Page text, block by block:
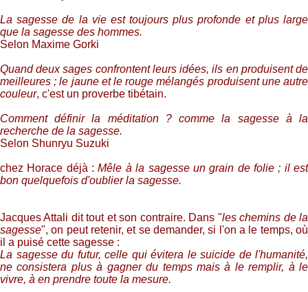
La sagesse de la vie est toujours plus profonde et plus large
que la sagesse des hommes.
Selon Maxime Gorki
Quand deux sages confrontent leurs idées, ils en produisent de
meilleures ; le jaune et le rouge mélangés produisent une autre
couleur, c'est un proverbe tibétain.
Comment définir la méditation ? comme la sagesse à la
recherche de la sagesse.
Selon Shunryu Suzuki
chez Horace déjà :Mêle à la sagesse un grain de folie ; il est
bon quelquefois d'oublier la sagesse.
Jacques Attali dit tout et son contraire. Dans "les chemins de la
sagesse", on peut retenir, et se demander, si l'on a le temps, où
il a puisé cette sagesse :
La sagesse du futur, celle qui évitera le suicide de l'humanité,
ne consistera plus à gagner du temps mais à le remplir, à le
vivre, à en prendre toute la mesure.